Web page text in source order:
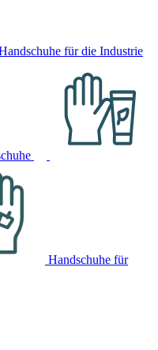
für die Industrie
Handschuhe für